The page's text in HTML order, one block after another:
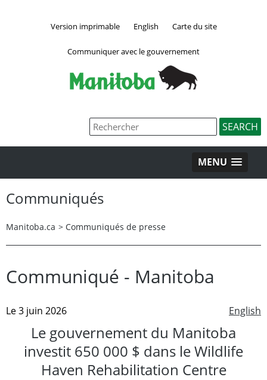
Version imprimable English Carte du site
Communiquer avec le gouvernement
MENU
Communiqués
Manitoba.ca > Communiqués de presse
Communiqué - Manitoba
English
Le 3 juin 2026
Le gouvernement du Manitoba
investit 650 000 $ dans le Wildlife
Haven Rehabilitation Centre